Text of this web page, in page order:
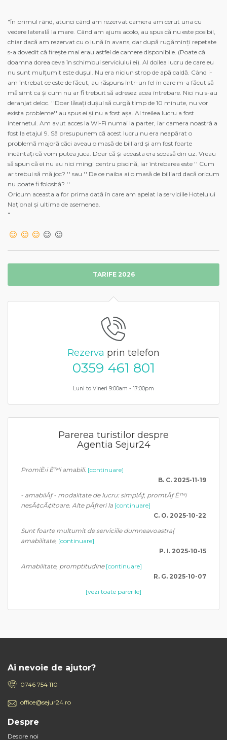
"În primul rând, atunci când am rezervat camera am cerut una cu
vedere laterală la mare. Când am ajuns acolo, au spus că nu este posibil,
chiar dacă am rezervat cu o lună în avans, dar după rugăminți repetate
s-a dovedit că firește mai erau astfel de camere disponibile. (Poate că
doamna dorea ceva în schimbul serviciului ei). Al doilea lucru de care eu
nu sunt mulțumit este dușul. Nu era niciun strop de apă caldă. Când i-
am întrebat ce este de făcut, au răspuns într-un fel în care m-a făcut să
mă simt ca și cum nu ar fi trebuit să adresez acea întrebare. Nici nu s-au
deranjat deloc. ''Doar lăsați dușul să curgă timp de 10 minute, nu vor
exista probleme'' au spus ei și nu a fost așa. Al treilea lucru a fost
internetul. Am avut acces la Wi-Fi numai la parter, iar camera noastră a
fost la etajul 9. Să presupunem că acest lucru nu era neapărat o
problemă majoră căci aveau o masă de billiard și am fost foarte
încântați că vom putea juca. Doar că și aceasta era scoasă din uz. Vreau
să spun că ei nu au nici mingi pentru piscină, iar întrebarea este '' Cum
ar trebui să mă joc? '' sau '' De ce naiba ai o masă de billiard dacă oricum
nu poate fi folosită? ''
Oricum aceasta a for prima dată în care am apelat la serviciile Hotelului
Național și ultima de asemenea.
"
TARIFE 2026
Rezerva prin telefon
0359 461 801
Luni to Vineri 9:00am - 17:00pm
Parerea turistilor despre
Agentia Sejur24
PromiÈ›i È™i amabili. [continuare]
B. C. 2025-11-19
- amabilÄƒ - modalitate de lucru: simplÄƒ, promtÄƒ È™i
nesÃ¢cÃ¢itoare. Alte pÄƒreri la [continuare]
C. O. 2025-10-22
Sunt foarte multumit de serviciile dumneavoastra(
amabilitate, [continuare]
P. I. 2025-10-15
Amabilitate, promptitudine [continuare]
R. G. 2025-10-07
[vezi toate parerile]
Ai nevoie de ajutor?
0746 754 110
office@sejur24.ro
Despre
Despre noi